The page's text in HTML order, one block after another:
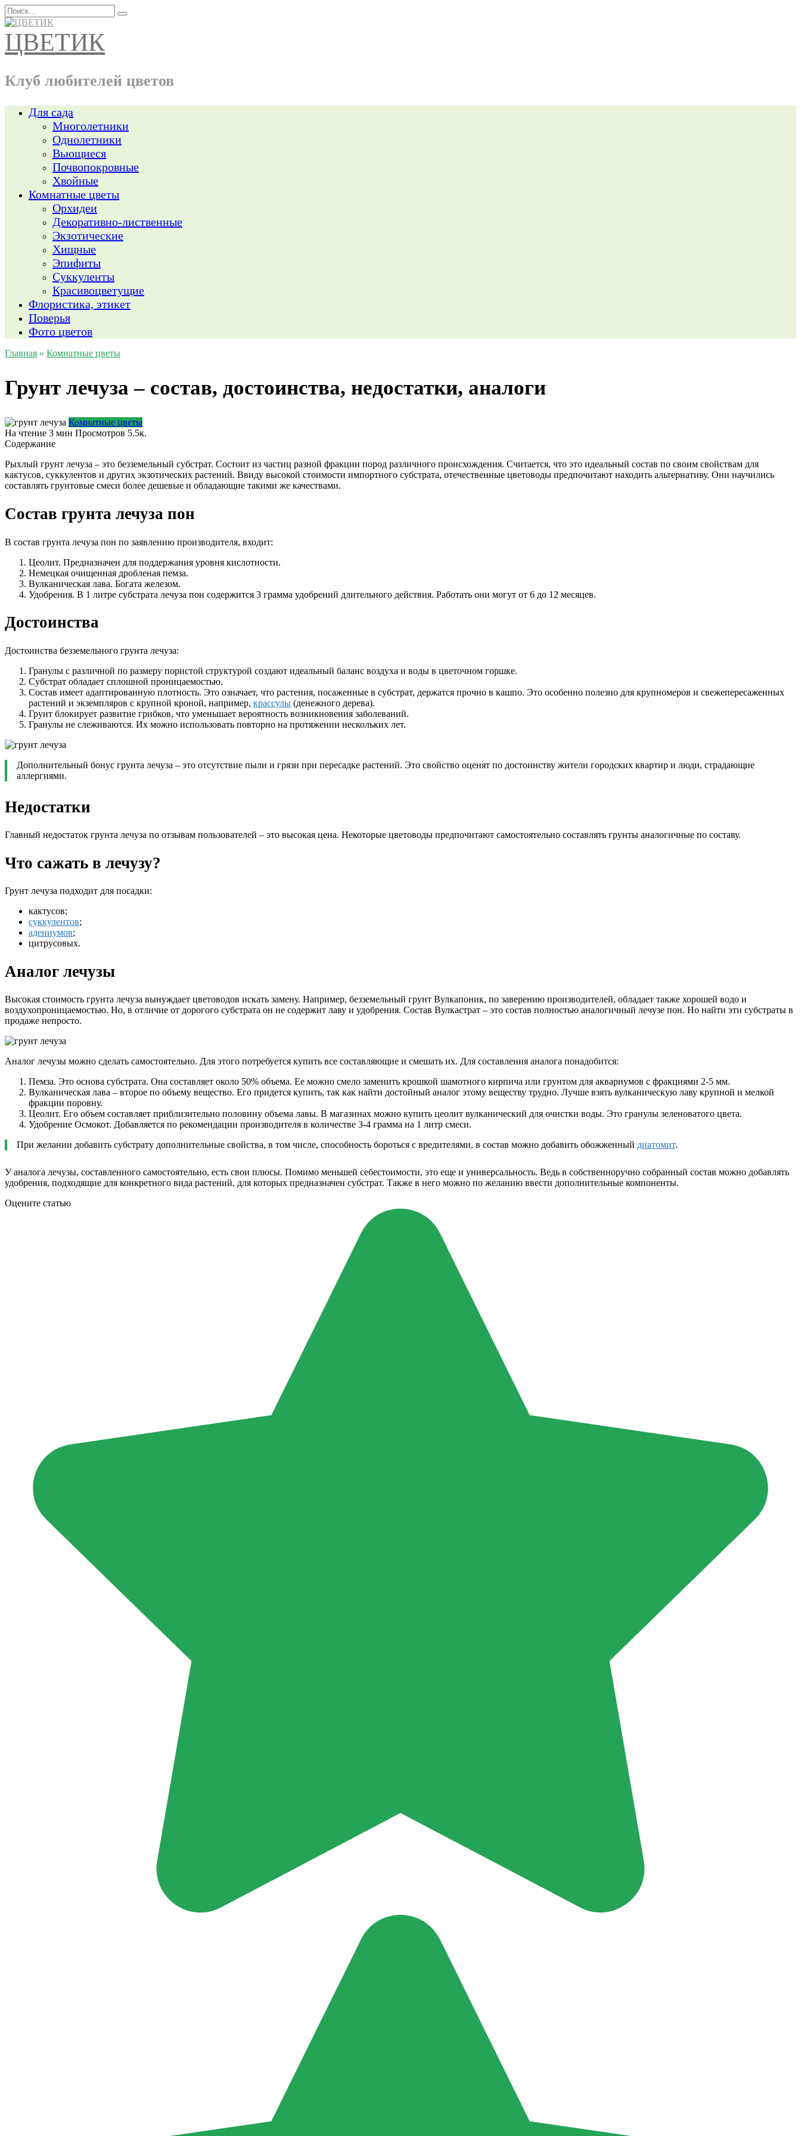
Перейти
к
содержанию
Search
for:
ЦВЕТИК
Клуб любителей цветов
Для сада
Многолетники
Однолетники
Вьющиеся
Почвопокровные
Хвойные
Комнатные цветы
Орхидеи
Декоративно-лиственные
Экзотические
Хищные
Эпифиты
Суккуленты
Красивоцветущие
Флористика, этикет
Поверья
Фото цветов
Главная » Комнатные цветы
Грунт лечуза – состав, достоинства, недостатки, аналоги
Комнатные цветы
На чтение 3 мин Просмотров 5.5к.
Содержание
Рыхлый грунт лечуза – это безземельный субстрат. Состоит из частиц разной фракции пород различного происхождения. Считается, что это идеальный состав по своим свойствам для
кактусов, суккулентов и других экзотических растений. Ввиду высокой стоимости импортного субстрата, отечественные цветоводы предпочитают находить альтернативу. Они научились
составлять грунтовые смеси более дешевые и обладающие такими же качествами.
Состав грунта лечуза пон
В состав грунта лечуза пон по заявлению производителя, входит:
Цеолит. Предназначен для поддержания уровня кислотности.
Немецкая очищенная дробленая пемза.
Вулканическая лава. Богата железом.
Удобрения. В 1 литре субстрата лечуза пон содержится 3 грамма удобрений длительного действия. Работать они могут от 6 до 12 месяцев.
Достоинства
Достоинства безземельного грунта лечуза:
Гранулы с различной по размеру пористой структурой создают идеальный баланс воздуха и воды в цветочном горшке.
Субстрат обладает сплошной проницаемостью.
Состав имеет адаптированную плотность. Это означает, что растения, посаженные в субстрат, держатся прочно в кашпо. Это особенно полезно для крупномеров и свежепересаженных
растений и экземпляров с крупной кроной, например, крассулы (денежного дерева).
Грунт блокирует развитие грибков, что уменьшает вероятность возникновения заболеваний.
Гранулы не слеживаются. Их можно использовать повторно на протяжении нескольких лет.
Дополнительный бонус грунта лечуза – это отсутствие пыли и грязи при пересадке растений. Это свойство оценят по достоинству жители городских квартир и люди, страдающие
аллергиями.
Недостатки
Главный недостаток грунта лечуза по отзывам пользователей – это высокая цена. Некоторые цветоводы предпочитают самостоятельно составлять грунты аналогичные по составу.
Что сажать в лечузу?
Грунт лечуза подходит для посадки:
кактусов;
суккулентов;
адениумов;
цитрусовых.
Аналог лечузы
Высокая стоимость грунта лечуза вынуждает цветоводов искать замену. Например, безземельный грунт Вулкапоник, по заверению производителей, обладает также хорошей водо и
воздухопроницаемостью. Но, в отличие от дорогого субстрата он не содержит лаву и удобрения. Состав Вулкастрат – это состав полностью аналогичный лечузе пон. Но найти эти субстраты в
продаже непросто.
Аналог лечузы можно сделать самостоятельно. Для этого потребуется купить все составляющие и смешать их. Для составления аналога понадобится:
Пемза. Это основа субстрата. Она составляет около 50% объема. Ее можно смело заменить крошкой шамотного кирпича или грунтом для аквариумов с фракциями 2-5 мм.
Вулканическая лава – второе по объему вещество. Его придется купить, так как найти достойный аналог этому веществу трудно. Лучше взять вулканическую лаву крупной и мелкой
фракции поровну.
Цеолит. Его объем составляет приблизительно половину объема лавы. В магазинах можно купить цеолит вулканический для очистки воды. Это гранулы зеленоватого цвета.
Удобрение Осмокот. Добавляется по рекомендации производителя в количестве 3-4 грамма на 1 литр смеси.
При желании добавить субстрату дополнительные свойства, в том числе, способность бороться с вредителями, в состав можно добавить обожженный диатомит.
У аналога лечузы, составленного самостоятельно, есть свои плюсы. Помимо меньшей себестоимости, это еще и универсальность. Ведь в собственноручно собранный состав можно добавлять
удобрения, подходящие для конкретного вида растений, для которых предназначен субстрат. Также в него можно по желанию ввести дополнительные компоненты.
Оцените статью